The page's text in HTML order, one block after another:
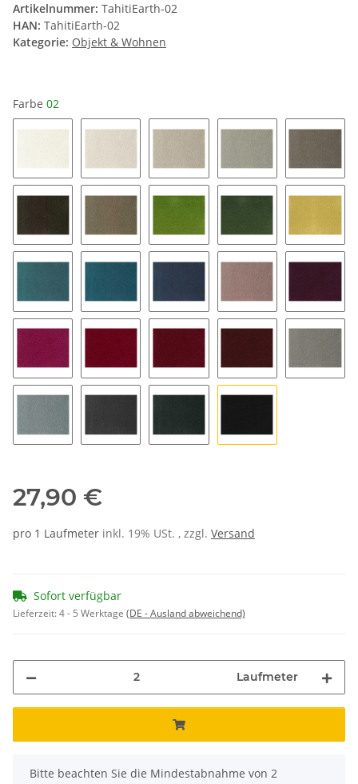
Artikelnummer: TahitiEarth-02
HAN: TahitiEarth-02
Kategorie: Objekt & Wohnen
Farbe 02
01 04 14 34 64
84 44 38 48 25
57 67 47 13 79
69 33 43 53
27,90 €
pro 1 Laufmeter inkl. 19% USt. , zzgl. Versand
Sofort verfügbar
Lieferzeit:4 - 5 Werktage (DE - Ausland abweichend)
Laufmeter
x
Bitte beachten Sie die Mindestabnahme von 2